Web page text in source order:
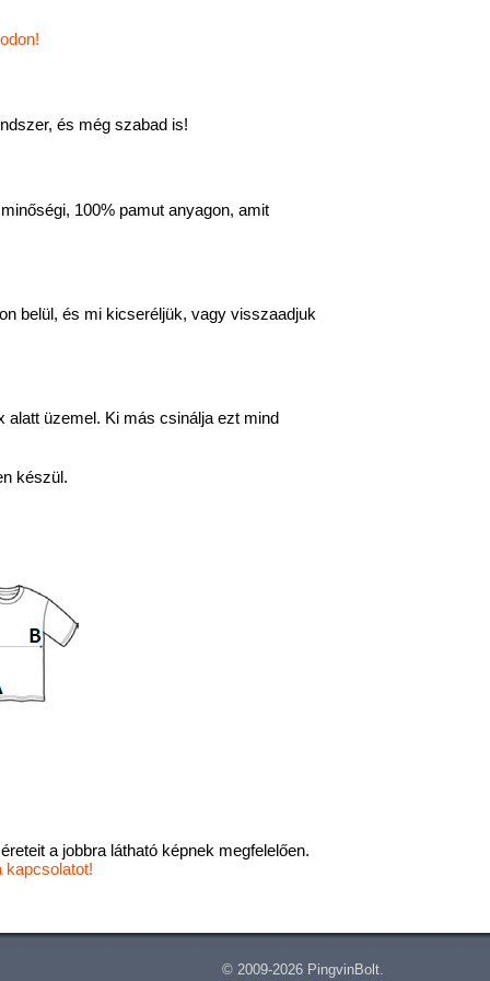
és még szabad is!
100% pamut anyagon, amit
belül, és mi kicseréljük, vagy visszaadjuk
alatt üzemel. Ki más csinálja ezt mind
készül.
a jobbra látható képnek megfelelően.
kapcsolatot!
© 2009-2026 PingvinBolt.